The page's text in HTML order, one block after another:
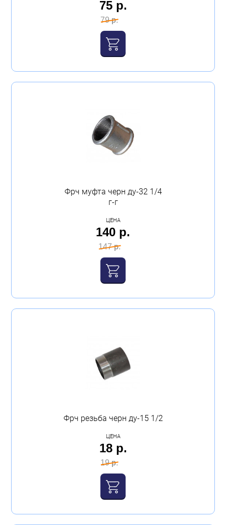
75 р.
79 р.
Фрч муфта черн ду-32 1/4
г-г
ЦЕНА
140 р.
147 р.
Фрч резьба черн ду-15 1/2
ЦЕНА
18 р.
19 р.